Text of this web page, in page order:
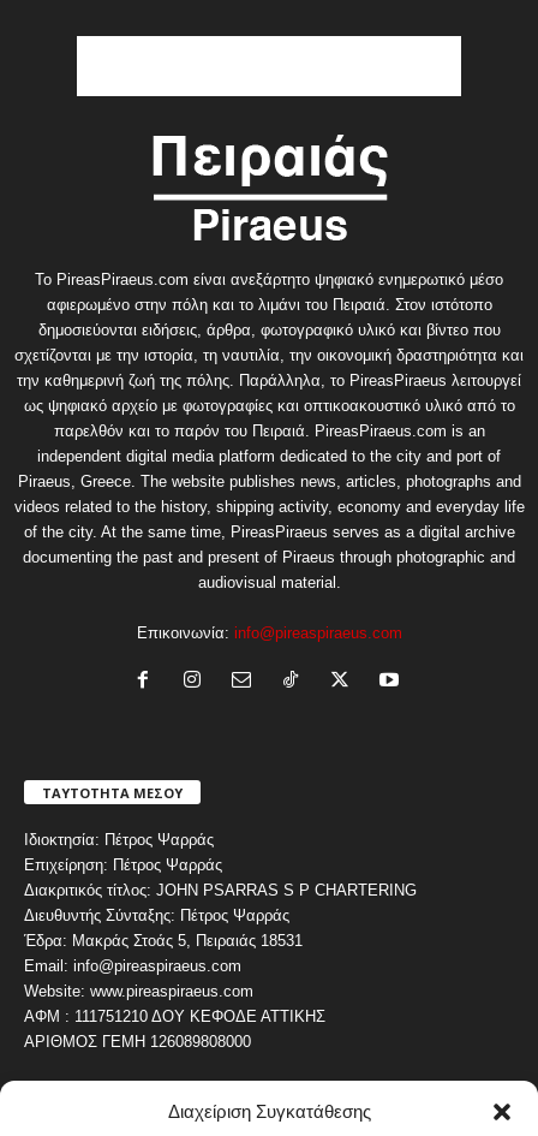
Διαχείριση Συγκατάθεσης
Το PireasPiraeus.com είναι ανεξάρτητο ψηφιακό ενημερωτικό μέσο
αφιερωμένο στην πόλη και το λιμάνι του Πειραιά. Στον ιστότοπο
δημοσιεύονται ειδήσεις, άρθρα, φωτογραφικό υλικό και βίντεο που
σχετίζονται με την ιστορία, τη ναυτιλία, την οικονομική δραστηριότητα και
την καθημερινή ζωή της πόλης. Παράλληλα, το PireasPiraeus λειτουργεί
ως ψηφιακό αρχείο με φωτογραφίες και οπτικοακουστικό υλικό από το
παρελθόν και το παρόν του Πειραιά. PireasPiraeus.com is an
independent digital media platform dedicated to the city and port of
Piraeus, Greece. The website publishes news, articles, photographs and
videos related to the history, shipping activity, economy and everyday life
of the city. At the same time, PireasPiraeus serves as a digital archive
documenting the past and present of Piraeus through photographic and
audiovisual material.
Επικοινωνία: info@pireaspiraeus.com
ΤΑΥΤΟΤΗΤΑ ΜΕΣΟΥ
Ιδιοκτησία: Πέτρος Ψαρράς
Επιχείρηση: Πέτρος Ψαρράς
Διακριτικός τίτλος: JOHN PSARRAS S P CHARTERING
Διευθυντής Σύνταξης: Πέτρος Ψαρράς
Έδρα: Μακράς Στοάς 5, Πειραιάς 18531
Email: info@pireaspiraeus.com
Website: www.pireaspiraeus.com
ΑΦΜ : 111751210 ΔΟΥ ΚΕΦΟΔΕ ΑΤΤΙΚΗΣ
ΑΡΙΘΜΟΣ ΓΕΜΗ 126089808000
ΔΗΜΟΦΙΛΗ ΚΑΤΗΓΟΡΙΑ